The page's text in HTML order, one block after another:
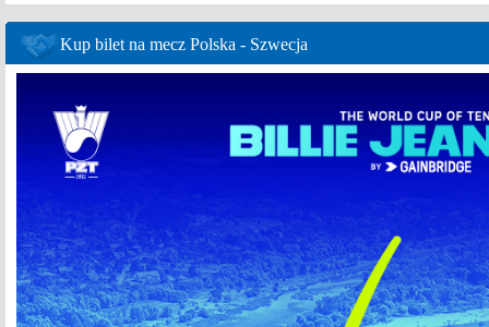
Kup bilet na mecz Polska - Szwecja